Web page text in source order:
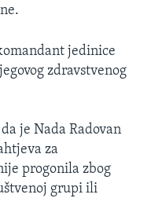
jedinice
zdravstvenog
je Nada Radovan
za
progonila zbog
grupi ili